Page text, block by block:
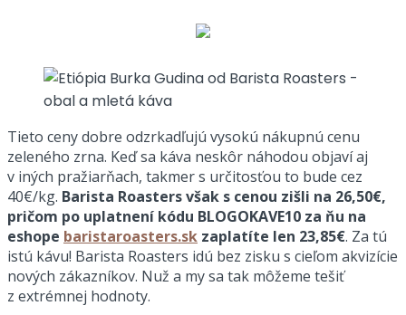
Tieto ceny dobre odzrkadľujú vysokú nákupnú cenu
zeleného zrna. Keď sa káva neskôr náhodou objaví aj
v iných pražiarňach, takmer s určitosťou to bude cez
40€/kg. Barista Roasters však s cenou zišli na 26,50€,
pričom po uplatnení kódu BLOGOKAVE10 za ňu na
eshope baristaroasters.sk zaplatíte len 23,85€. Za tú
istú kávu! Barista Roasters idú bez zisku s cieľom akvizície
nových zákazníkov. Nuž a my sa tak môžeme tešiť
z extrémnej hodnoty.